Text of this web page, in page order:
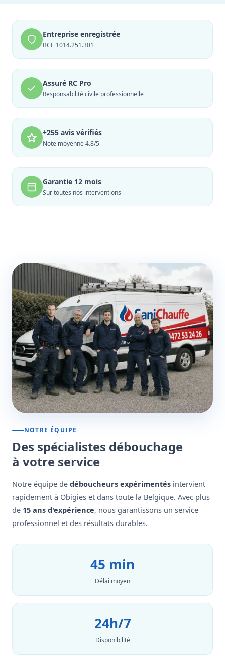
Entreprise enregistrée
BCE 1014.251.301
Assuré RC Pro
Responsabilité civile professionnelle
+255 avis vérifiés
Note moyenne 4.8/5
Garantie 12 mois
Sur toutes nos interventions
NOTRE ÉQUIPE
Des spécialistes débouchage
à votre service
Notre équipe de déboucheurs expérimentés intervient
rapidement à Obigies et dans toute la Belgique. Avec plus
de 15 ans d'expérience, nous garantissons un service
professionnel et des résultats durables.
45 min
Délai moyen
24h/7
Disponibilité